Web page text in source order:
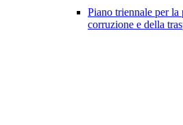
Piano triennale per la
corruzione e della